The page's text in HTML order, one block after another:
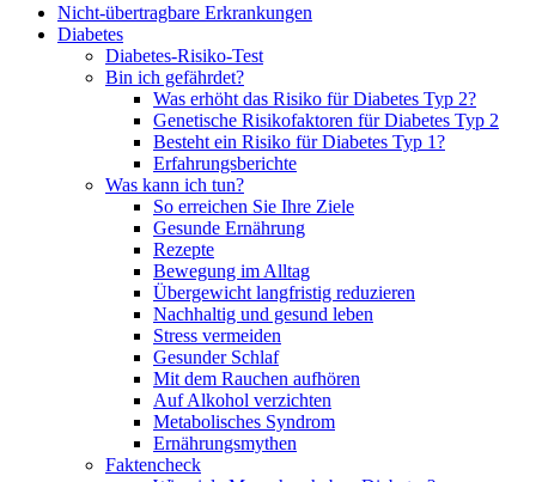
Nicht-übertragbare Erkrankungen
Diabetes
Diabetes-Risiko-Test
Bin ich gefährdet?
Was erhöht das Risiko für Diabetes Typ 2?
Genetische Risikofaktoren für Diabetes Typ 2
Besteht ein Risiko für Diabetes Typ 1?
Erfahrungsberichte
Was kann ich tun?
So erreichen Sie Ihre Ziele
Gesunde Ernährung
Rezepte
Bewegung im Alltag
Übergewicht langfristig reduzieren
Nachhaltig und gesund leben
Stress vermeiden
Gesunder Schlaf
Mit dem Rauchen aufhören
Auf Alkohol verzichten
Metabolisches Syndrom
Ernährungsmythen
Faktencheck